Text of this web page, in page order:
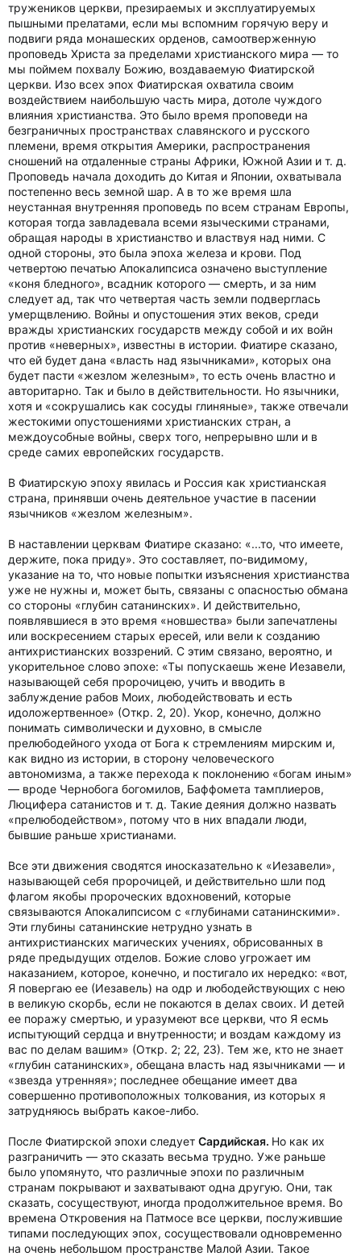
тружеников церкви, презираемых и эксплуатируемых
пышными прелатами, если мы вспомним горячую веру и
подвиги ряда монашеских орденов, самоотверженную
проповедь Христа за пределами христианского мира — то
мы поймем похвалу Божию, воздаваемую Фиатирской
церкви. Изо всех эпох Фиатирская охватила своим
воздействием наибольшую часть мира, дотоле чуждого
влияния христианства. Это было время проповеди на
безграничных пространствах славянского и русского
племени, время открытия Америки, распространения
сношений на отдаленные страны Африки, Южной Азии и т. д.
Проповедь начала доходить до Китая и Японии, охватывала
постепенно весь земной шар. А в то же время шла
неустанная внутренняя проповедь по всем странам Европы,
которая тогда завладевала всеми языческими странами,
обращая народы в христианство и властвуя над ними. С
одной стороны, это была эпоха железа и крови. Под
четвертою печатью Апокалипсиса означено выступление
«коня бледного», всадник которого — смерть, и за ним
следует ад, так что четвертая часть земли подверглась
умерщвлению. Войны и опустошения этих веков, среди
вражды христианских государств между собой и их войн
против «неверных», известны в истории. Фиатире сказано,
что ей будет дана «власть над язычниками», которых она
будет пасти «жезлом железным», то есть очень властно и
авторитарно. Так и было в действительности. Но язычники,
хотя и «сокрушались как сосуды глиняные», также отвечали
жестокими опустошениями христианских стран, а
междоусобные войны, сверх того, непрерывно шли и в
среде самих европейских государств.
В Фиатирскую эпоху явилась и Россия как христианская
страна, принявши очень деятельное участие в пасении
язычников «жезлом железным».
В наставлении церквам Фиатире сказано: «...то, что имеете,
держите, пока приду». Это составляет, по-видимому,
указание на то, что новые попытки изъяснения христианства
уже не нужны и, может быть, связаны с опасностью обмана
со стороны «глубин сатанинских». И действительно,
появлявшиеся в это время «новшества» были запечатлены
или воскресением старых ересей, или вели к созданию
антихристианских воззрений. С этим связано, вероятно, и
укорительное слово эпохе: «Ты попускаешь жене Иезавели,
называющей себя пророчицею, учить и вводить в
заблуждение рабов Моих, любодействовать и есть
идоложертвенное» (Откр. 2, 20). Укор, конечно, должно
понимать символически и духовно, в смысле
прелюбодейного ухода от Бога к стремлениям мирским и,
как видно из истории, в сторону человеческого
автономизма, а также перехода к поклонению «богам иным»
— вроде Чернобога богомилов, Баффомета тамплиеров,
Люцифера сатанистов и т. д. Такие деяния должно назвать
«прелюбодейством», потому что в них впадали люди,
бывшие раньше христианами.
Все эти движения сводятся иносказательно к «Иезавели»,
называющей себя пророчицей, и действительно шли под
флагом якобы пророческих вдохновений, которые
связываются Апокалипсисом с «глубинами сатанинскими».
Эти глубины сатанинские нетрудно узнать в
антихристианских магических учениях, обрисованных в
ряде предыдущих отделов. Божие слово угрожает им
наказанием, которое, конечно, и постигало их нередко: «вот,
Я повергаю ее (Иезавель) на одр и любодействующих с нею
в великую скорбь, если не покаются в делах своих. И детей
ее поражу смертью, и уразумеют все церкви, что Я есмь
испытующий сердца и внутренности; и воздам каждому из
вас по делам вашим» (Откр. 2; 22, 23). Тем же, кто не знает
«глубин сатанинских», обещана власть над язычниками — и
«звезда утренняя»; последнее обещание имеет два
совершенно противоположных толкования, из которых я
затрудняюсь выбрать какое-либо.
После Фиатирской эпохи следует Сардийская. Но как их
разграничить — это сказать весьма трудно. Уже раньше
было упомянуто, что различные эпохи по различным
странам покрывают и захватывают одна другую. Они, так
сказать, сосуществуют, иногда продолжительное время. Во
времена Откровения на Патмосе все церкви, послужившие
типами последующих эпох, сосуществовали одновременно
на очень небольшом пространстве Малой Азии. Такое